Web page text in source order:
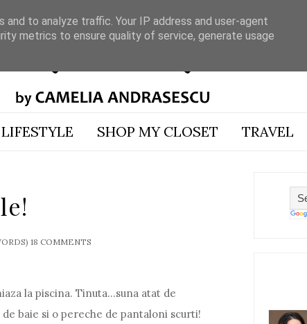
LIFESTYLE SHOP MY CLOSET TRAVEL
18 COMMENTS
la piscina. Tinuta...suna atat de
baie si o pereche de pantaloni scurti!
to analyze traffic. Your IP address and user-agent
metrics to ensure quality of service, generate usage